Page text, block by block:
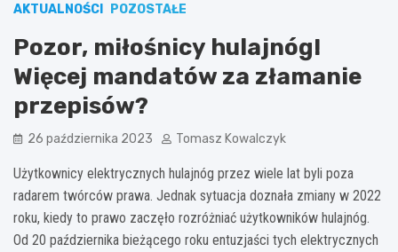
AKTUALNOŚCI POZOSTAŁE
Pozor, miłośnicy hulajnóg!
Więcej mandatów za złamanie
przepisów?
26 października 2023 Tomasz Kowalczyk
Użytkownicy elektrycznych hulajnóg przez wiele lat byli poza
radarem twórców prawa. Jednak sytuacja doznała zmiany w 2022
roku, kiedy to prawo zaczęło rozróżniać użytkowników hulajnóg.
Od 20 października bieżącego roku entuzjaści tych elektrycznych